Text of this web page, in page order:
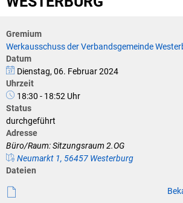
Die Bundeswehr
Westerwaldbad
Gremium
Werkausschuss der Verbandsgemeinde
Datum
Dienstag, 06. Februar 2024
Uhrzeit
18:30 - 18:52 Uhr
Status
durchgeführt
Adresse
Büro/Raum: Sitzungsraum 2.OG
Neumarkt 1, 56457 Westerburg
Dateien